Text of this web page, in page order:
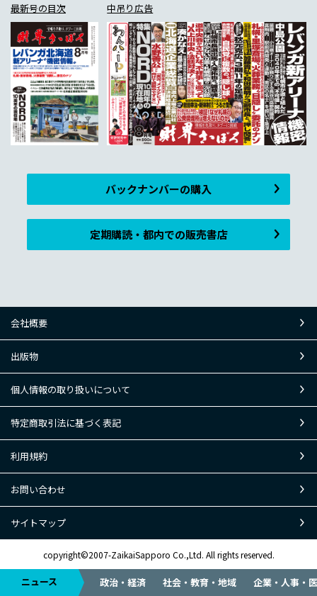
ニュース 政治・経済 社会・教育・地域 企業・人事・
最新号の目次 中吊り広告
バックナンバーの購入
定期購読・都内での販売書店
会社概要
出版物
個人情報の取り扱いについて
特定商取引法に基づく表記
利用規約
お問い合わせ
サイトマップ
copyright©2007-ZaikaiSapporo Co.,Ltd. All rights reserved.